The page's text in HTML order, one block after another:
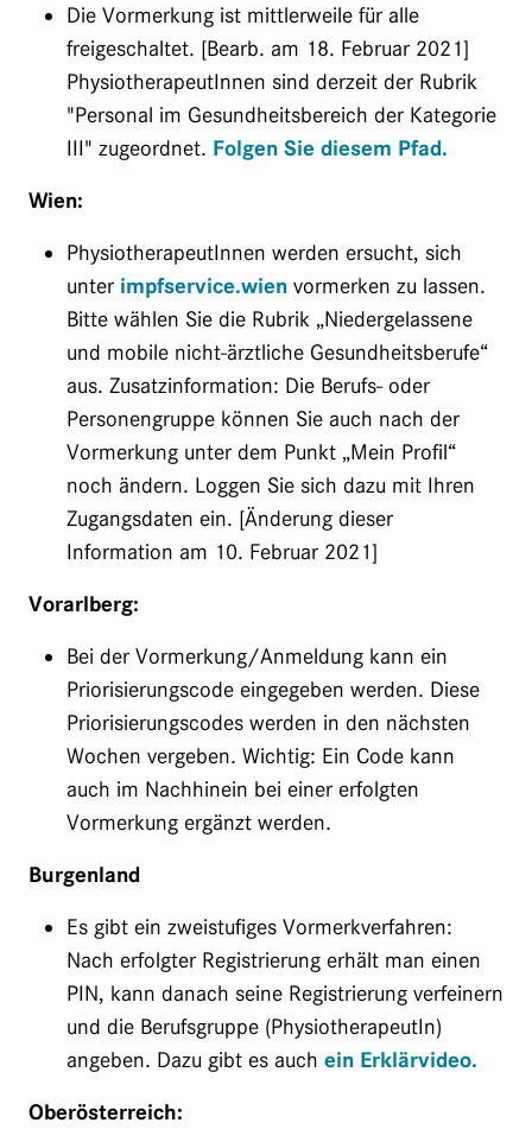
Die Vormerkung ist mittlerweile für alle
freigeschaltet. [Bearb. am 18. Februar 2021]
PhysiotherapeutInnen sind derzeit der Rubrik
"Personal im Gesundheitsbereich der Kategorie
III" zugeordnet. Folgen Sie diesem Pfad.
Wien:
PhysiotherapeutInnen werden ersucht, sich
unter impfservice.wien vormerken zu lassen.
Bitte wählen Sie die Rubrik „Niedergelassene
und mobile nicht-ärztliche Gesundheitsberufe“
aus. Zusatzinformation: Die Berufs- oder
Personengruppe können Sie auch nach der
Vormerkung unter dem Punkt „Mein Profil“
noch ändern. Loggen Sie sich dazu mit Ihren
Zugangsdaten ein. [Änderung dieser
Information am 10. Februar 2021]
Vorarlberg:
Bei der Vormerkung/Anmeldung kann ein
Priorisierungscode eingegeben werden. Diese
Priorisierungscodes werden in den nächsten
Wochen vergeben. Wichtig: Ein Code kann
auch im Nachhinein bei einer erfolgten
Vormerkung ergänzt werden.
Burgenland
Es gibt ein zweistufiges Vormerkverfahren:
Nach erfolgter Registrierung erhält man einen
PIN, kann danach seine Registrierung verfeinern
und die Berufsgruppe (PhysiotherapeutIn)
angeben. Dazu gibt es auch ein Erklärvideo.
Oberösterreich: